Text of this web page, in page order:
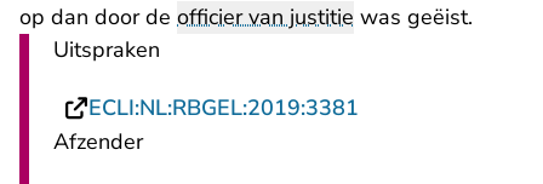
op dan door de officier van justitie was geëist.
Uitspraken
ECLI:NL:RBGEL:2019:3381
Afzender